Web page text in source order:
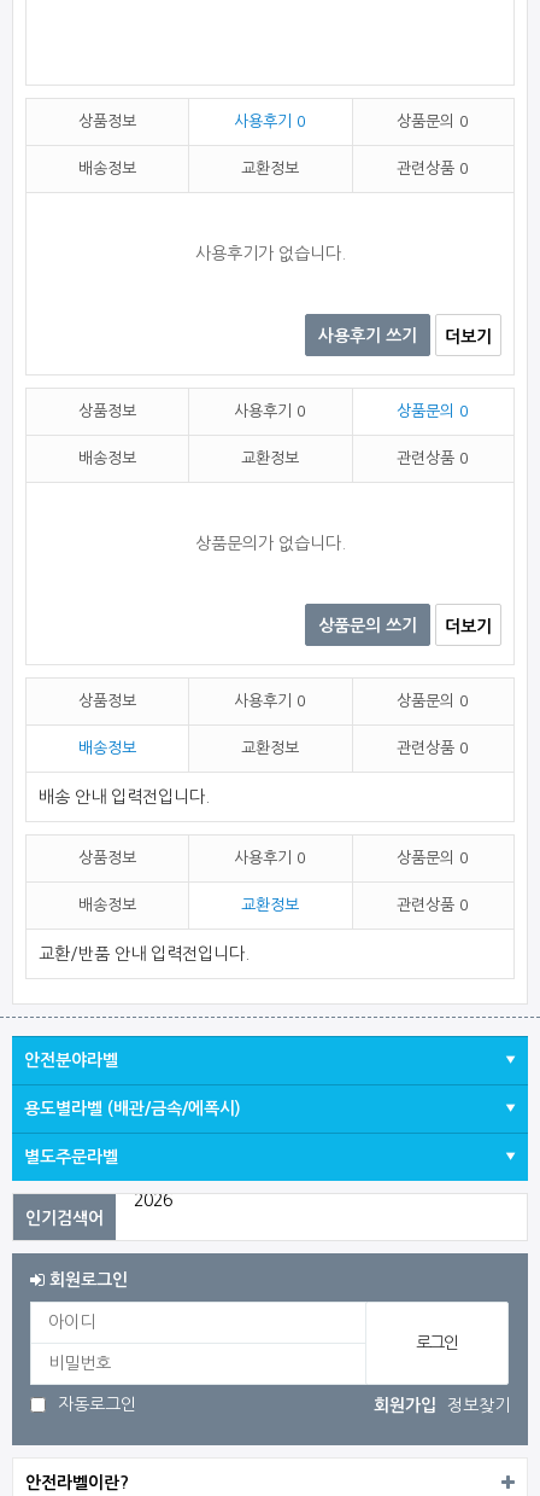
상품정보 사용후기 0 상품문의 0
배송정보 교환정보 관련상품 0
사용후기가 없습니다.
사용후기 쓰기 더보기
상품정보 사용후기 0 상품문의 0
배송정보 교환정보 관련상품 0
상품문의가 없습니다.
상품문의 쓰기 더보기
상품정보 사용후기 0 상품문의 0
배송정보 교환정보 관련상품 0
배송 안내 입력전입니다.
상품정보 사용후기 0 상품문의 0
배송정보 교환정보 관련상품 0
교환/반품 안내 입력전입니다.
안전분야라벨
용도별라벨 (배관/금속/에폭시)
별도주문라벨
감전
회원로그인
자동로그인 회원가입 정보찾기
안전라벨이란?